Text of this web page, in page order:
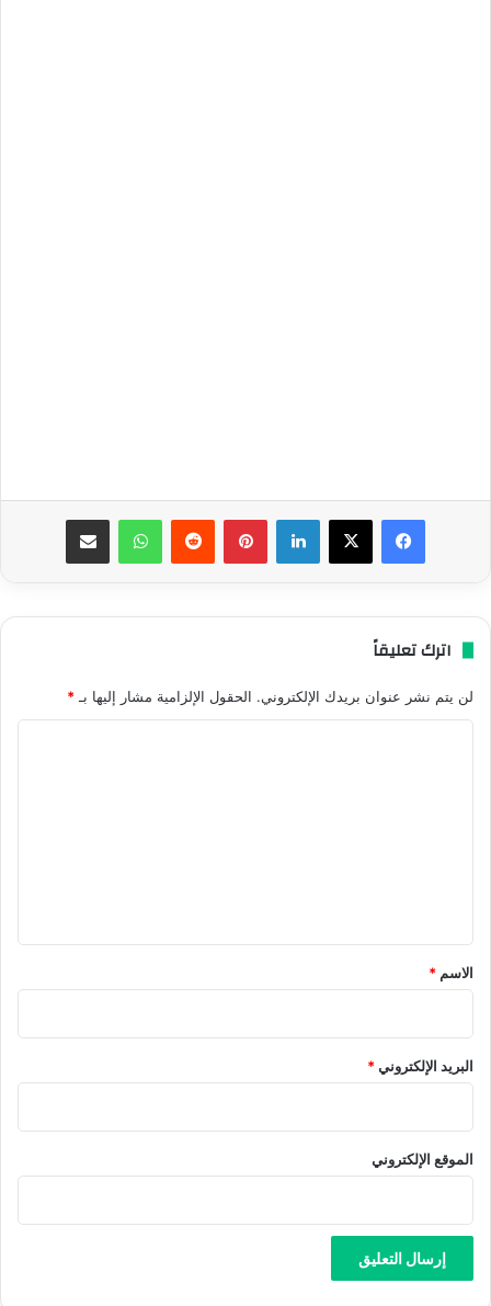
فيسبوك ‫X لينكدإن بينتيريست واتساب مشاركة عبر البريد
اترك تعليقاً
لن يتم نشر عنوان بريدك الإلكتروني. الحقول الإلزامية مشار إليها بـ *
*
الاسم *
البريد الإلكتروني*
الموقع الإلكتروني